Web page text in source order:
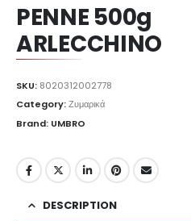
PENNE 500g
ARLECCHINO
SKU: 8020312002778
Category:Ζυμαρικά
Brand: UMBRO
DESCRIPTION